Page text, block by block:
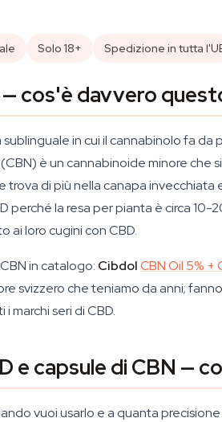
Solo 18+ Spedizione in tutta
— cos'è davvero
in cui il cannabinolo fa
(CBN) è un cannabinoide minore
di più nella canapa
perché la resa per pianta è circa
ai loro cugini con CBD.
in catalogo: CibdolCBN Oil 5% +
svizzero che teniamo da anni;
marchi seri di CBD.
e capsule di CBN —
vuoi usarlo e a quanta